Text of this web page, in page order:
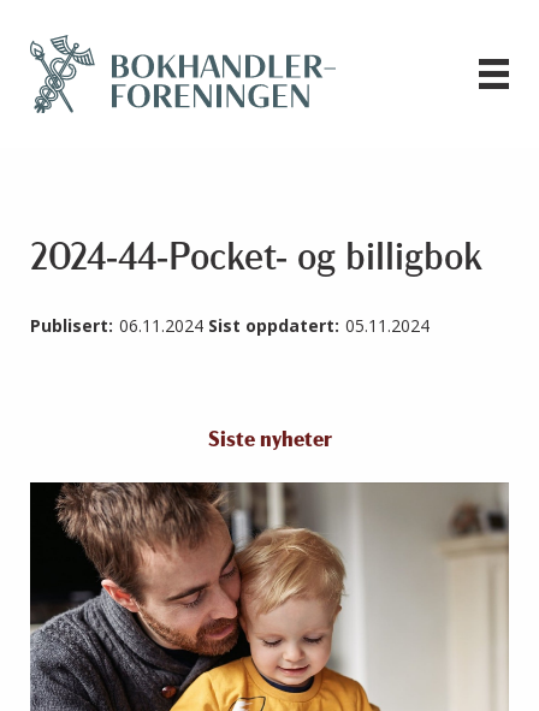
2024-44-Pocket- og billigbok
Publisert: 06.11.2024 Sist oppdatert: 05.11.2024
Siste nyheter